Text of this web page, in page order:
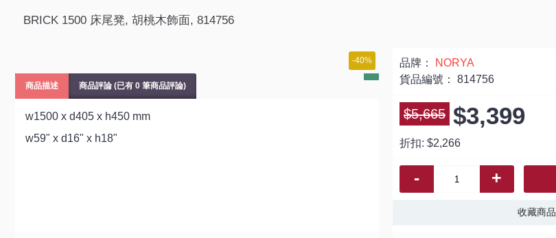
BRICK 1500 床尾凳, 胡桃木飾面, 814756
-40%
商品描述 商品評論 (已有 0 筆商品評論)
w1500 x d405 x h450 mm
w59" x d16" x h18"
品牌：
NORYA
貨品編號： 814756
$5,665 $3,399
折扣: $2,266
- +
收藏商品